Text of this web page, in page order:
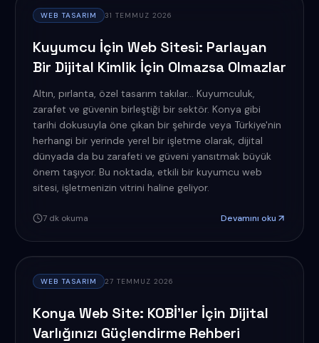
WEB TASARIM 31 TEMMUZ 2026
Kuyumcu İçin Web Sitesi: Parlayan
Bir Dijital Kimlik İçin Olmazsa Olmazlar
Altın, pırlanta, özel tasarım takılar... Kuyumculuk,
zarafet ve güvenin birleştiği bir sektör. Konya gibi
tarihi dokusuyla öne çıkan bir şehirde veya Türkiye'nin
herhangi bir yerinde yerel bir işletme olarak, dijital
dünyada da bu zarafeti ve güveni yansıtmak büyük
önem taşıyor. Bu noktada, etkili bir kuyumcu web
sitesi, işletmenizin vitrini haline geliyor.
7dk okuma Devamını oku
WEB TASARIM 27 TEMMUZ 2026
Konya Web Site: KOBİ'ler İçin Dijital
Varlığınızı Güçlendirme Rehberi